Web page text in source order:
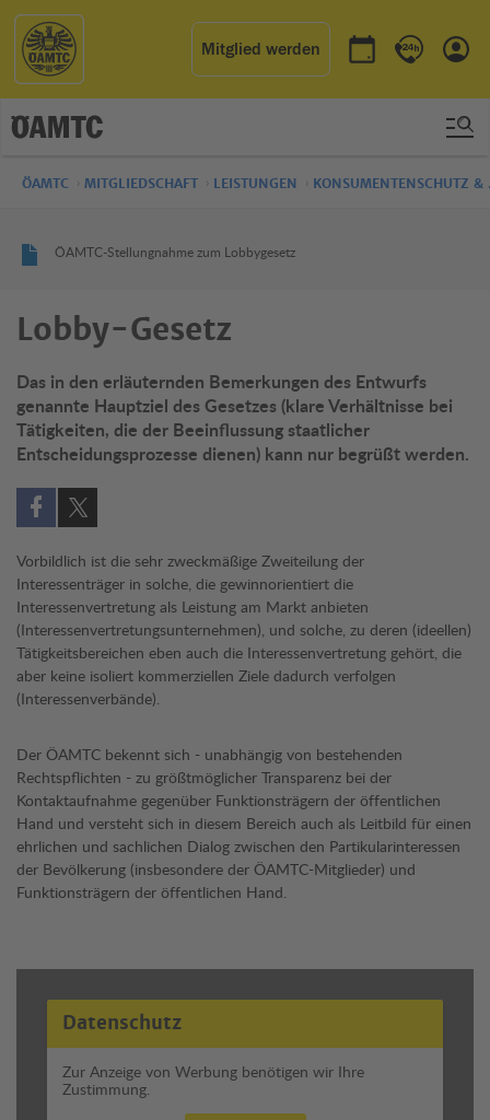
Mitglied werden
Termin buchen
Kontakt &
ÖAMTC MITGLIEDSCHAFT LEISTUNGEN KONSUMENTENSCHUTZ
ÖAMTC-Stellungnahme zum Lobbygesetz
Lobby-Gesetz
Das in den erläuternden Bemerkungen des Entwurfs
genannte Hauptziel des Gesetzes (klare Verhältnisse bei
Tätigkeiten, die der Beeinflussung staatlicher
Entscheidungsprozesse dienen) kann nur begrüßt werden.
Auf Facebook teilen (öffnet in neuem Fenster)
Auf X teilen (öffnet in neuem Fenster)
Vorbildlich ist die sehr zweckmäßige Zweiteilung der
Interessenträger in solche, die gewinnorientiert die
Interessenvertretung als Leistung am Markt anbieten
(Interessenvertretungsunternehmen), und solche, zu deren (ideellen)
Tätigkeitsbereichen eben auch die Interessenvertretung gehört, die
aber keine isoliert kommerziellen Ziele dadurch verfolgen
(Interessenverbände).
Der ÖAMTC bekennt sich - unabhängig von bestehenden
Rechtspflichten - zu größtmöglicher Transparenz bei der
Kontaktaufnahme gegenüber Funktionsträgern der öffentlichen
Hand und versteht sich in diesem Bereich auch als Leitbild für einen
ehrlichen und sachlichen Dialog zwischen den Partikularinteressen
der Bevölkerung (insbesondere der ÖAMTC-Mitglieder) und
Funktionsträgern der öffentlichen Hand.
Datenschutz
Zur Anzeige von Werbung benötigen wir Ihre
Zustimmung.